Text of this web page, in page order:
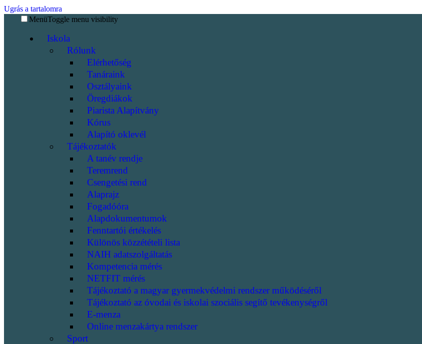
Ugrás a tartalomra
MenüToggle menu visibility
Iskola
Rólunk
Elérhetőség
Tanáraink
Osztályaink
Öregdiákok
Piarista Alapítvány
Kórus
Alapító oklevél
Tájékoztatók
A tanév rendje
Teremrend
Csengetési rend
Alaprajz
Fogadóóra
Alapdokumentumok
Fenntartói értékelés
Különös közzétételi lista
NAIH adatszolgáltatás
Kompetencia mérés
NETFIT mérés
Tájékoztató a magyar gyermekvédelmi rendszer működéséről
Tájékoztató az óvodai és iskolai szociális segítő tevékenységről
E-menza
Online menzakártya rendszer
Sport